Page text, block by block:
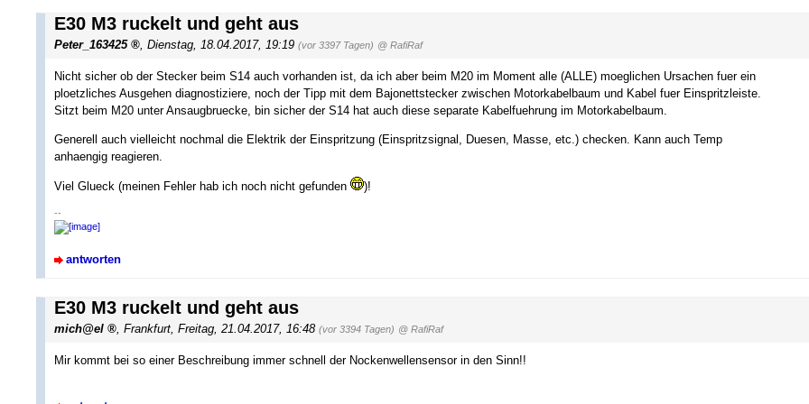
E30 M3 ruckelt und geht aus
Peter_163425 , Dienstag, 18.04.2017, 19:19 (vor 3397 Tagen) @ RafiRaf
Nicht sicher ob der Stecker beim S14 auch vorhanden ist, da ich aber beim M20 im Moment alle (ALLE) moeglichen Ursachen fuer ein
ploetzliches Ausgehen diagnostiziere, noch der Tipp mit dem Bajonettstecker zwischen Motorkabelbaum und Kabel fuer Einspritzleiste.
Sitzt beim M20 unter Ansaugbruecke, bin sicher der S14 hat auch diese separate Kabelfuehrung im Motorkabelbaum.
Generell auch vielleicht nochmal die Elektrik der Einspritzung (Einspritzsignal, Duesen, Masse, etc.) checken. Kann auch Temp
anhaengig reagieren.
Viel Glueck (meinen Fehler hab ich noch nicht gefunden )!
--
antworten
E30 M3 ruckelt und geht aus
mich@el , Frankfurt, Freitag, 21.04.2017, 16:48 (vor 3394 Tagen) @ RafiRaf
Mir kommt bei so einer Beschreibung immer schnell der Nockenwellensensor in den Sinn!!